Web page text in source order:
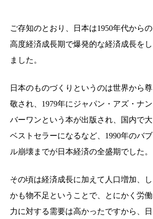
ご存知のとおり、日本は1950年代からの
高度経済成長期で爆発的な経済成長をし
ました。
日本のものづくりというのは世界から尊
敬され、1979年にジャパン・アズ・ナン
バーワンという本が出版され、国内で大
ベストセラーになるなど、1990年のバブ
ル崩壊までが日本経済の全盛期でした。
その頃は経済成長に加えて人口増加、し
かも物不足ということで、とにかく労働
力に対する需要は高かったですから、日